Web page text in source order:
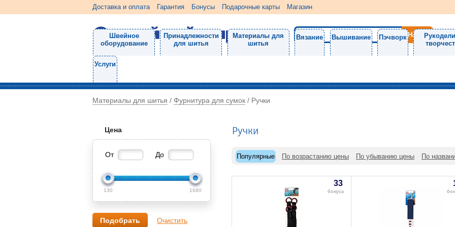
Доставка и оплата Гарантия Бонусы Подарочные карты Магазин
Швейное
оборудование
Принадлежности
для шитья
Материалы для
шитья
Вязание Вышивание Пэчворк
Услуги
Материалы для шитья / Фурнитура для сумок / Ручки
Цена
От До
130 1680
Очистить
Ручки
Популярные По возрастанию цены По убыванию цены По
33
бонуса